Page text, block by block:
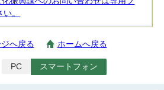
。
へ戻る ホームへ戻る
PC スマートフォン